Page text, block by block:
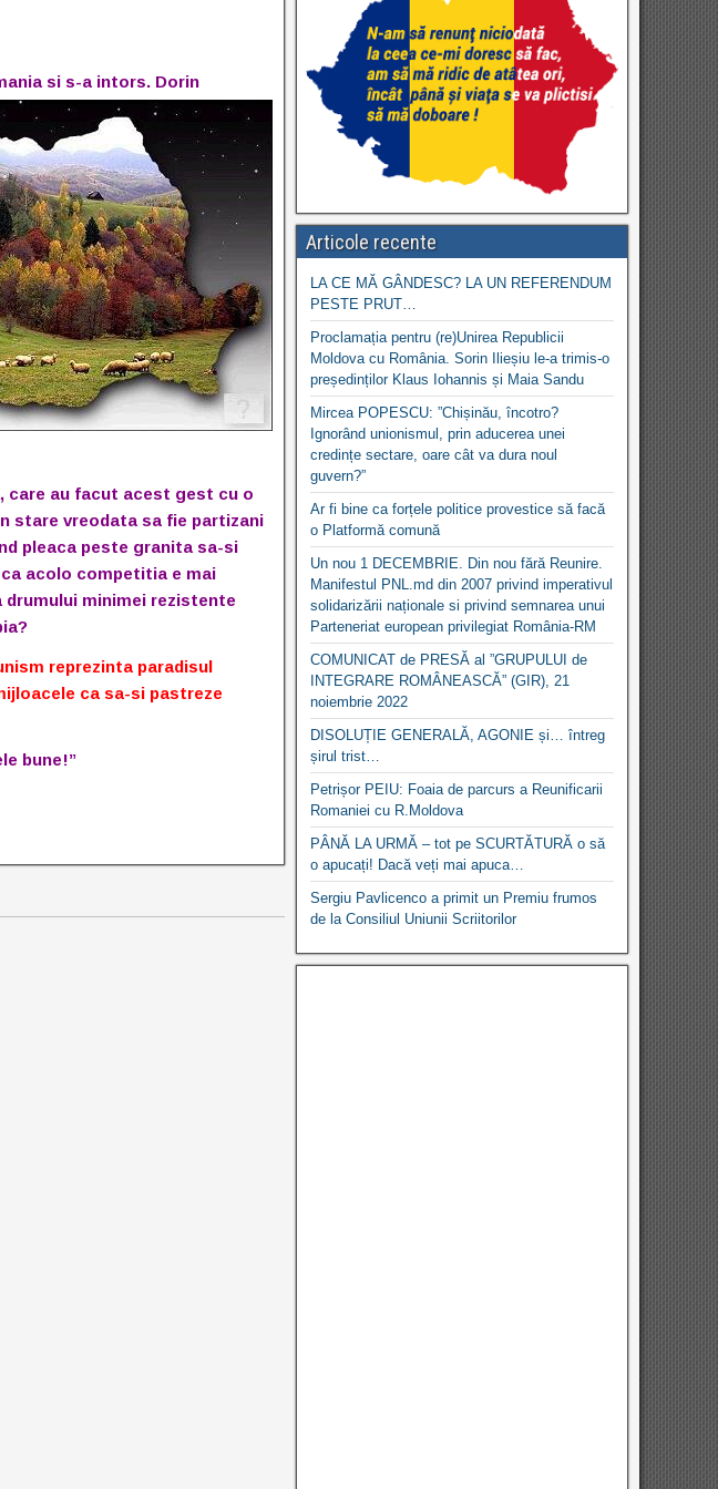
si s-a intors. Dorin
care au facut acest gest cu o
stare vreodata sa fie partizani
pleaca peste granita sa-si
acolo competitia e mai
minimei rezistente
reprezinta paradisul
ca sa-si pastreze
bune!”
Articole recente
LA CE MĂ GÂNDESC? LA UN REFERENDUM
PESTE PRUT…
Proclamația pentru (re)Unirea Republicii
Moldova cu România. Sorin Ilieșiu le-a trimis-o
președinților Klaus Iohannis și Maia Sandu
Mircea POPESCU: ”Chișinău, încotro?
Ignorând unionismul, prin aducerea unei
credințe sectare, oare cât va dura noul
guvern?”
Ar fi bine ca forțele politice provestice să facă
o Platformă comună
Un nou 1 DECEMBRIE. Din nou fără Reunire.
Manifestul PNL.md din 2007 privind imperativul
solidarizării naționale si privind semnarea unui
Parteneriat european privilegiat România-RM
COMUNICAT de PRESĂ al ”GRUPULUI de
INTEGRARE ROMÂNEASCĂ” (GIR), 21
noiembrie 2022
DISOLUȚIE GENERALĂ, AGONIE și… întreg
șirul trist…
Petrișor PEIU: Foaia de parcurs a Reunificarii
Romaniei cu R.Moldova
PÂNĂ LA URMĂ – tot pe SCURTĂTURĂ o să
o apucați! Dacă veți mai apuca…
Sergiu Pavlicenco a primit un Premiu frumos
de la Consiliul Uniunii Scriitorilor